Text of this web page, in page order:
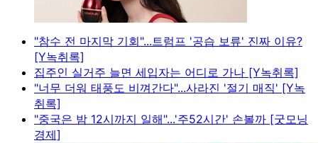
"참수 전 마지막 기회"...트럼프 '공습 보류' 진짜 이유?
[Y녹취록]
집주인 실거주 늘면 세입자는 어디로 가나 [Y녹취록]
"너무 더워 태풍도 비껴간다"...사라진 '절기 매직' [Y녹
취록]
"중국은 밤 12시까지 일해"...'주52시간' 손볼까 [굿모닝
경제]